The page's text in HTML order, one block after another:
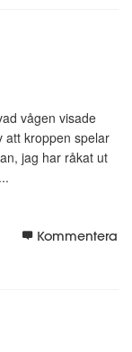
vågen visade
att kroppen spelar
jag har råkat ut
Kommentera